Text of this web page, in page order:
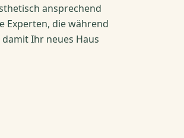
ansprechend
Experten, die während
Ihr neues Haus